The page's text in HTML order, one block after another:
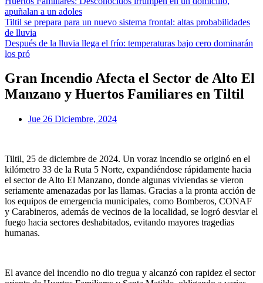
apuñalan a un adoles
Tiltil se prepara para un nuevo sistema frontal: altas probabilidades
de lluvia
Después de la lluvia llega el frío: temperaturas bajo cero dominarán
los pró
Gran Incendio Afecta el Sector de Alto El
Manzano y Huertos Familiares en Tiltil
Jue 26 Diciembre, 2024
Tiltil, 25 de diciembre de 2024. Un voraz incendio se originó en el
kilómetro 33 de la Ruta 5 Norte, expandiéndose rápidamente hacia
el sector de Alto El Manzano, donde algunas viviendas se vieron
seriamente amenazadas por las llamas. Gracias a la pronta acción de
los equipos de emergencia municipales, como Bomberos, CONAF
y Carabineros, además de vecinos de la localidad, se logró desviar el
fuego hacia sectores deshabitados, evitando mayores tragedias
humanas.
El avance del incendio no dio tregua y alcanzó con rapidez el sector